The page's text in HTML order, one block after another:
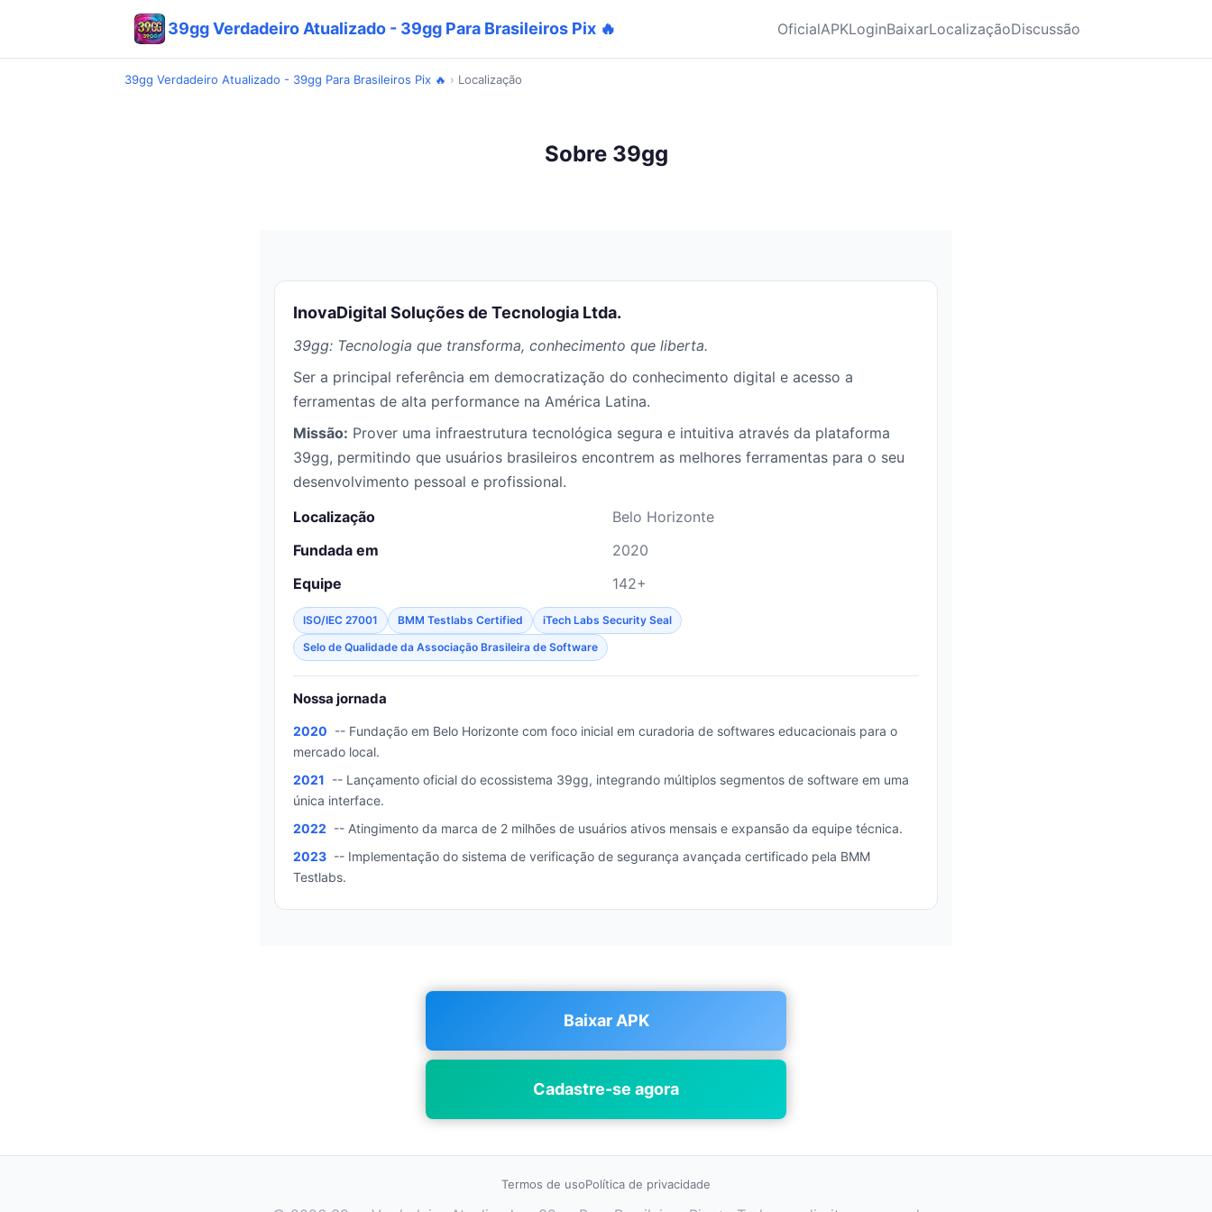
39gg Verdadeiro Atualizado - 39gg Para Brasileiros Pix 🔥 OficialAPKLoginBaixarLocalizaçãoDiscussão
39gg Verdadeiro Atualizado - 39gg Para Brasileiros Pix 🔥 › Localização
Sobre 39gg
InovaDigital Soluções de Tecnologia Ltda.
39gg: Tecnologia que transforma, conhecimento que liberta.
Ser a principal referência em democratização do conhecimento digital e acesso a
ferramentas de alta performance na América Latina.
Missão: Prover uma infraestrutura tecnológica segura e intuitiva através da plataforma
39gg, permitindo que usuários brasileiros encontrem as melhores ferramentas para o seu
desenvolvimento pessoal e profissional.
Localização
Belo Horizonte
Fundada em
2020
Equipe
142+
ISO/IEC 27001 BMM Testlabs Certified
iTech Labs Security Seal
Selo de Qualidade da Associação Brasileira de Software
Nossa jornada
2020 -- Fundação em Belo Horizonte com foco inicial em curadoria de softwares educacionais para o
mercado local.
2021 -- Lançamento oficial do ecossistema 39gg, integrando múltiplos segmentos de software em uma
única interface.
2022 -- Atingimento da marca de 2 milhões de usuários ativos mensais e expansão da equipe técnica.
2023 -- Implementação do sistema de verificação de segurança avançada certificado pela BMM
Testlabs.
Baixar APK
Cadastre-se agora
Termos de usoPolítica de privacidade